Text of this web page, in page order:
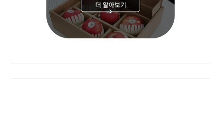
더 알아보기
>